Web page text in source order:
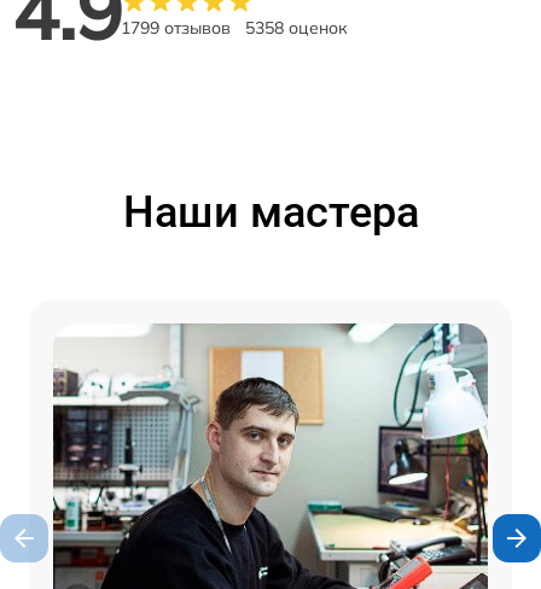
1799 отзывов 5358 оценок
Наши мастера